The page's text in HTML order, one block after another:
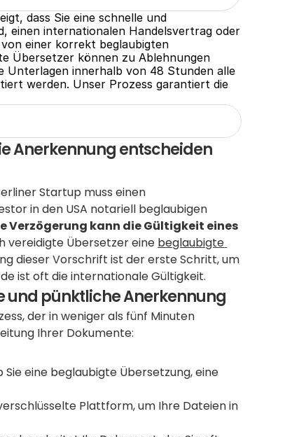
dass Sie eine schnelle und
einen internationalen Handelsvertrag oder
einer korrekt beglaubigten
Übersetzer können zu Ablehnungen
Unterlagen innerhalb von 48 Stunden alle
werden. Unser Prozess garantiert die
Anerkennung entscheiden
Startup muss einen
in den USA notariell beglaubigen
Verzögerung kann die Gültigkeit eines
vereidigte Übersetzer eine beglaubigte
dieser Vorschrift ist der erste Schritt, um
ist oft die internationale Gültigkeit.
pünktliche Anerkennung
der in weniger als fünf Minuten
Ihrer Dokumente:
eine beglaubigte Übersetzung, eine
Plattform, um Ihre Dateien in